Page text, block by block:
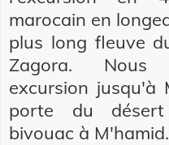
marocain en
plus long fleuve
Zagora. Nous
excursion jusqu'à
porte du
bivouac à M'hamid.